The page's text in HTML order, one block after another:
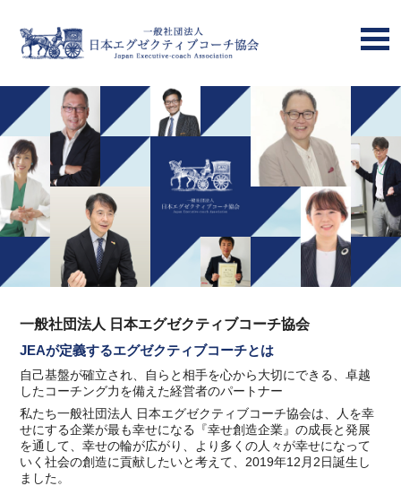
一般社団法人 日本エグゼクティブコーチ協会
JEAが定義するエグゼクティブコーチとは
自己基盤が確立され、自らと相手を心から大切にできる、卓越
したコーチング力を備えた経営者のパートナー
私たち一般社団法人 日本エグゼクティブコーチ協会は、人を幸
せにする企業が最も幸せになる『幸せ創造企業』の成長と発展
を通して、幸せの輪が広がり、より多くの人々が幸せになって
いく社会の創造に貢献したいと考えて、2019年12月2日誕生し
ました。